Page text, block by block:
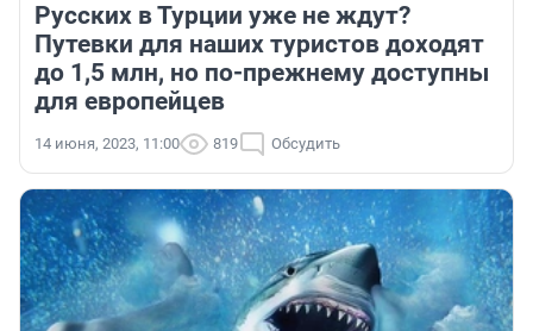
Русских в Турции уже не ждут?
Путевки для наших туристов доходят
до 1,5 млн, но по-прежнему доступны
для европейцев
14 июня, 2023, 11:00 819 Обсудить